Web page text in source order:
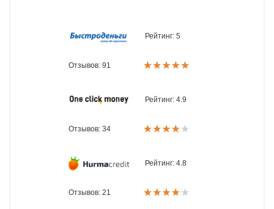
Рейтинг: 5
Отзывов: 91
Рейтинг: 4.9
Отзывов: 34
Рейтинг: 4.8
Отзывов: 21